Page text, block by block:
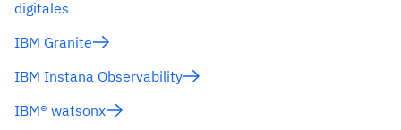
digitales
IBM Granite
IBM Instana Observability
IBM® watsonx